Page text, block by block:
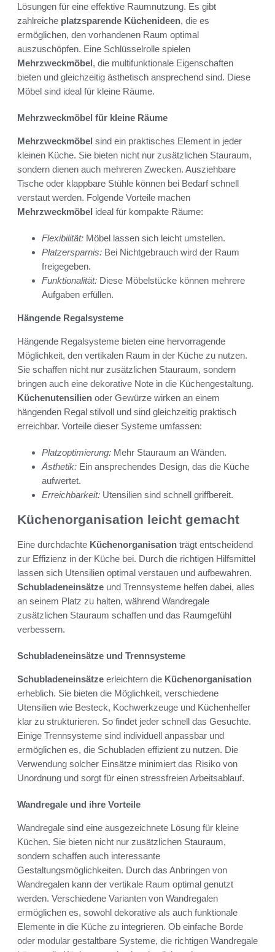
Lösungen für eine effektive Raumnutzung. Es gibt
zahlreiche platzsparende Küchenideen, die es
ermöglichen, den vorhandenen Raum optimal
auszuschöpfen. Eine Schlüsselrolle spielen
Mehrzweckmöbel, die multifunktionale Eigenschaften
bieten und gleichzeitig ästhetisch ansprechend sind. Diese
Möbel sind ideal für kleine Räume.
Mehrzweckmöbel für kleine Räume
Mehrzweckmöbel sind ein praktisches Element in jeder
kleinen Küche. Sie bieten nicht nur zusätzlichen Stauraum,
sondern dienen auch mehreren Zwecken. Ausziehbare
Tische oder klappbare Stühle können bei Bedarf schnell
verstaut werden. Folgende Vorteile machen
Mehrzweckmöbel ideal für kompakte Räume:
Flexibilität: Möbel lassen sich leicht umstellen.
Platzersparnis: Bei Nichtgebrauch wird der Raum
freigegeben.
Funktionalität: Diese Möbelstücke können mehrere
Aufgaben erfüllen.
Hängende Regalsysteme
Hängende Regalsysteme bieten eine hervorragende
Möglichkeit, den vertikalen Raum in der Küche zu nutzen.
Sie schaffen nicht nur zusätzlichen Stauraum, sondern
bringen auch eine dekorative Note in die Küchengestaltung.
Küchenutensilien oder Gewürze wirken an einem
hängenden Regal stilvoll und sind gleichzeitig praktisch
erreichbar. Vorteile dieser Systeme umfassen:
Platzoptimierung: Mehr Stauraum an Wänden.
Ästhetik: Ein ansprechendes Design, das die Küche
aufwertet.
Erreichbarkeit: Utensilien sind schnell griffbereit.
Küchenorganisation leicht gemacht
Eine durchdachte Küchenorganisation trägt entscheidend
zur Effizienz in der Küche bei. Durch die richtigen Hilfsmittel
lassen sich Utensilien optimal verstauen und aufbewahren.
Schubladeneinsätze und Trennsysteme helfen dabei, alles
an seinem Platz zu halten, während Wandregale
zusätzlichen Stauraum schaffen und das Raumgefühl
verbessern.
Schubladeneinsätze und Trennsysteme
Schubladeneinsätze erleichtern die Küchenorganisation
erheblich. Sie bieten die Möglichkeit, verschiedene
Utensilien wie Besteck, Kochwerkzeuge und Küchenhelfer
klar zu strukturieren. So findet jeder schnell das Gesuchte.
Einige Trennsysteme sind individuell anpassbar und
ermöglichen es, die Schubladen effizient zu nutzen. Die
Verwendung solcher Einsätze minimiert das Risiko von
Unordnung und sorgt für einen stressfreien Arbeitsablauf.
Wandregale und ihre Vorteile
Wandregale sind eine ausgezeichnete Lösung für kleine
Küchen. Sie bieten nicht nur zusätzlichen Stauraum,
sondern schaffen auch interessante
Gestaltungsmöglichkeiten. Durch das Anbringen von
Wandregalen kann der vertikale Raum optimal genutzt
werden. Verschiedene Varianten von Wandregalen
ermöglichen es, sowohl dekorative als auch funktionale
Elemente in die Küche zu integrieren. Ob einfache Borde
oder modular gestaltbare Systeme, die richtigen Wandregale